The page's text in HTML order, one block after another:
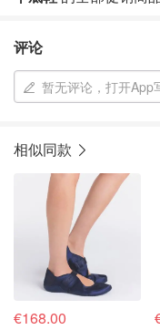
评论
暂无评论，打开App
相似同款
€168.00